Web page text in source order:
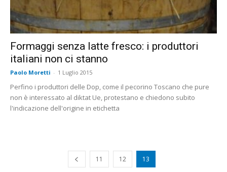
Formaggi senza latte fresco: i produttori
italiani non ci stanno
Paolo Moretti - 1 Luglio 2015
Perfino i produttori delle Dop, come il pecorino Toscano che pure
non è interessato al diktat Ue, protestano e chiedono subito
l'indicazione dell'origine in etichetta
11 12 13